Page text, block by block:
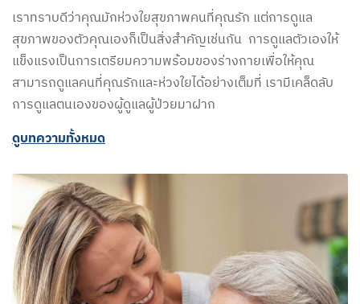
เราทราบดีว่าคุณมักห่วงใยสุขภาพคนที่คุณรัก แต่การดูแล
สุขภาพของตัวคุณเองก็เป็นสิ่งสำคัญเช่นกัน การดูแลตัวเองให้
แข็งแรงเป็นการเตรียมความพร้อมของร่างกายเพื่อให้คุณ
สามารถดูแลคนที่คุณรักและห่วงใยได้อย่างเต็มที่ เรามีเคล็ดลับ
การดูแลตนเองของผู้ดูแลผู้ป่วยมาฝาก
ดูบทความทั้งหมด​